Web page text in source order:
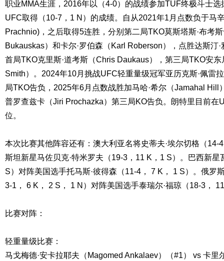
职业MMA生涯，2016年以（4-0）的战绩参加TUF终极斗士
UFC取得（10-7，1 N）的成绩。自从2021年1月点数负于马
Prachnio)，之后取得5连胜，分别第二局TKO莫斯塔斯·布考
Bukauskas）和卡尔·罗伯森（Karl Roberson），点胜达斯汀
首局TKO克里斯·道考斯（Chris Daukaus），第三局TKO安东
Smith）。2024年10月挑战UFC轻重量级冠军亚历克斯·佩雷
局TKO告负，2025年6月点数战胜加马哈·希尔（Jamahal Hill
普罗查兹卡（Jiri Prochazka）第三局KO告负。朗特里目前在
位。
本次比赛其他阵容还有：澳大利亚名将史蒂夫·埃尔切格（14-
斯坦新星马佐贝克·特米罗夫（19-3，11 K，1 S）。巴西新星
S）对阵美国选手托马斯·彼得森（11-4， 7 K， 1 S）。俄罗
3-1， 6 K， 2 S， 1 N）对阵美国选手泰瑞尔·福琼（18-3，
比赛对阵：
轻重量级比赛：
马戈梅德·安卡拉耶夫（Magomed Ankalaev）（#1） vs 卡里